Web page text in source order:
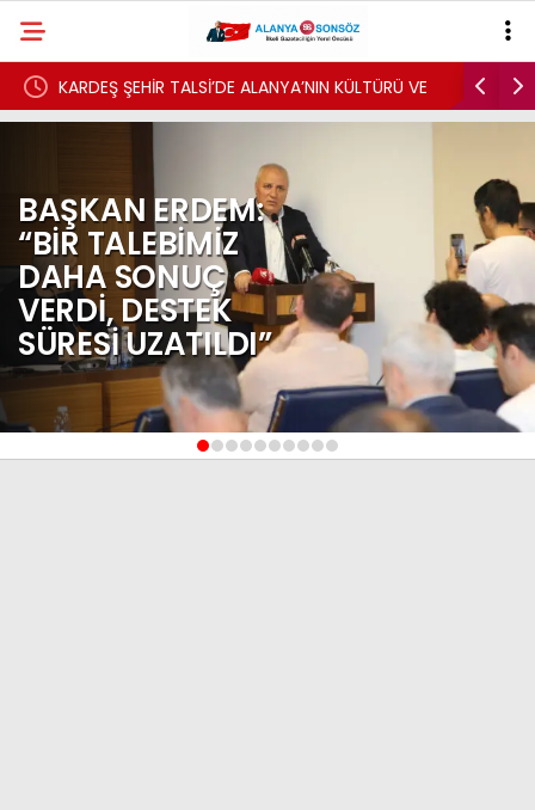
KARDEŞ ŞEHİR TALSİ’DE ALANYA’NIN KÜLTÜRÜ VE İSKELE’DE
BAŞKAN ERDEM:
“BİR TALEBİMİZ
DAHA SONUÇ
VERDİ, DESTEK
SÜRESİ UZATILDI”
1 2 3 4 5 6 7 8 9 10